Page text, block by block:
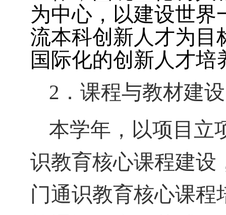
为中心，以建设世界
流本科创新人才为目
国际化的创新人才培
2 ．课程与教材建设
本学年，以项目立
识教育核心课程建设
门通识教育核心课程